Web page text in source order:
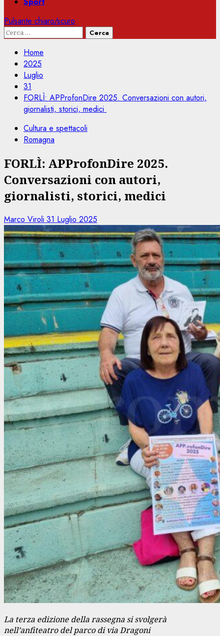
Pulsante chiaro/scuro
Ricerca
Home
2025
Luglio
31
FORLÌ: APProfonDire 2025. Conversazioni con autori,
giornalisti, storici, medici
Cultura e spettacoli
Romagna
FORLÌ: APProfonDire 2025.
Conversazioni con autori,
giornalisti, storici, medici
Marco Viroli 31 Luglio 2025
La terza edizione della rassegna si svolgerà
nell’anfiteatro del parco di via Dragoni